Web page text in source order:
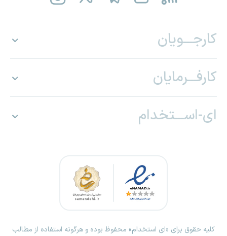
کارجـــویان
کارفـــرمایان
ای-اســـتخدام
کلیه حقوق برای «ای استخدام» محفوظ بوده و هرگونه استفاده از مطالب